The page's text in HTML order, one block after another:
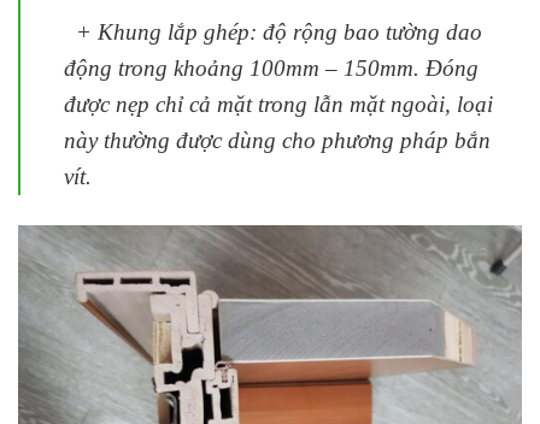
+ Khung lắp ghép: độ rộng bao tường dao
động trong khoảng 100mm – 150mm. Đóng
được nẹp chỉ cả mặt trong lẫn mặt ngoài, loại
này thường được dùng cho phương pháp bắn
vít.